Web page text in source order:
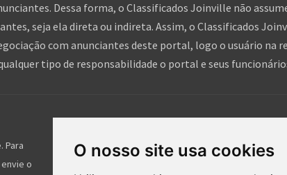
O nosso site usa cookies
Dessa forma, o Classificados Joinville não
seja ela direta ou indireta. Assim, o Classificados
com anunciantes deste portal, logo o usuário na
tipo de responsabilidade o portal e seus
Para
envie o
Nossos serviços gratuitos ajudam milhares de